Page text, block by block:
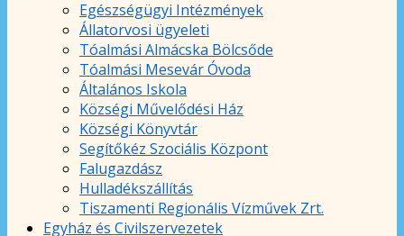
Egészségügyi Intézmények
Állatorvosi ügyeleti
Tóalmási Almácska Bölcsőde
Tóalmási Mesevár Óvoda
Általános Iskola
Községi Művelődési Ház
Községi Könyvtár
Segítőkéz Szociális Központ
Falugazdász
Hulladékszállítás
Tiszamenti Regionális Vízművek Zrt.
Egyház és Civilszervezetek